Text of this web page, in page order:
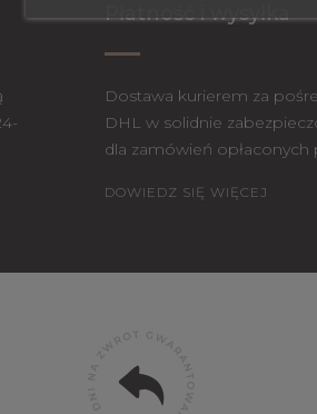
Płatność i wysyłka
Dostawa kurierem za
DHL w solidnie
dla zamówień opłaconych
DOWIEDZ SIĘ WIĘCEJ